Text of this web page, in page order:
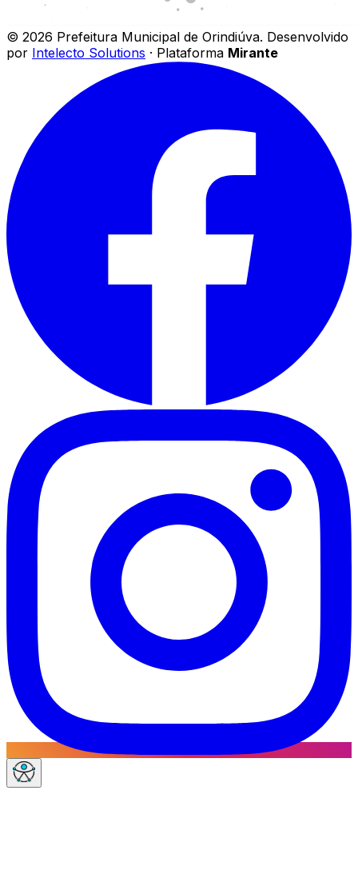
© 2026 Prefeitura Municipal de Orindiúva. Desenvolvido
por Intelecto Solutions · Plataforma Mirante